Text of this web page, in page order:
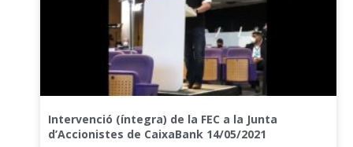
Intervenció (íntegra) de la FEC a la Junta
d’Accionistes de CaixaBank 14/05/2021